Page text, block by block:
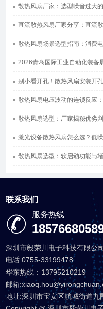
散热风扇厂家：选型噪音过大
2026青岛国际工业自动化装备
别小看开孔！散热风扇安装开
散热风扇电压波动的连锁反应
散热风扇选型：厂家揭秘优劣
激光设备散热风扇怎么选？低
联系我们
服务热线
深圳市毅荣川电子科技有限公司
电话:0755-33199478
华东热线：13795210219
邮箱
地址:深圳市宝安区航城街道